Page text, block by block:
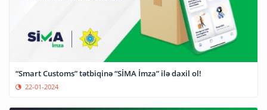
“Smart Customs” tətbiqinə “SİMA İmza” ilə daxil ol!
22-01-2024